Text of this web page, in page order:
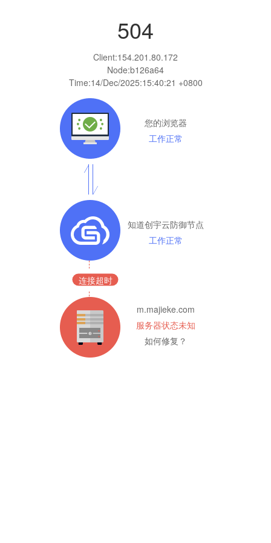
504
Client:154.201.80.172
Node:b126a64
Time:14/Dec/2025:15:40:21 +0800
您的浏览器
工作正常
知道创宇云防御节点
工作正常
连接超时
m.majieke.com
服务器状态未知
如何修复？